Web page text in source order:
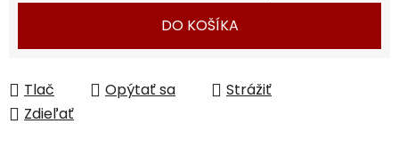
DO KOŠÍKA
Tlač Opýtať sa
Strážiť
Zdieľať